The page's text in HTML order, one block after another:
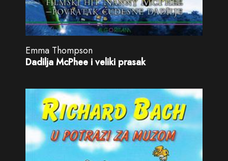
Emma Thompson
Dadilja McPhee i veliki prasak